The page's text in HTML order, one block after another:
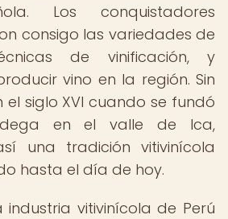
Los conquistadores
consigo las variedades de
de vinificación, y
vino en la región. Sin
siglo XVI cuando se fundó
en el valle de Ica,
una tradición vitivinícola
hasta el día de hoy.
industria vitivinícola de Perú